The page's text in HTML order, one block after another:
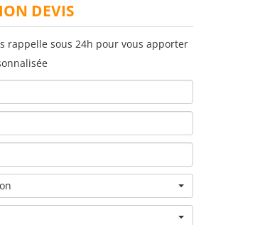
DEVIS
rappelle sous 24h pour vous apporter